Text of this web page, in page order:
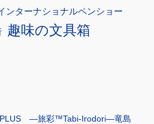
ンターナショナルペンショー
趣味の文具箱
PLUS ―旅彩™Tabi-Irodori―竜島